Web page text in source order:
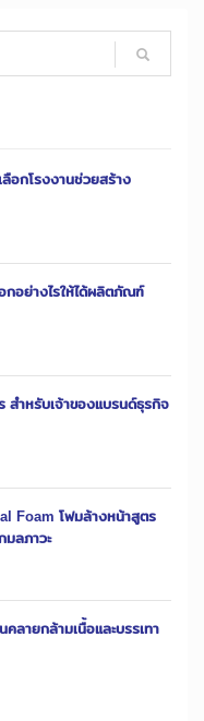
อกโรงงานช่วยสร้าง
กอย่างไรให้ได้ผลิตภัณฑ์
สำหรับเจ้าของแบรนด์ธุรกิจ
Foam โฟมล้างหน้าสูตร
ลภาวะ
ลายกล้ามเนื้อและบรรเทา